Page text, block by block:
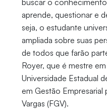
aprende, questionar e
seja, o estudante
ampliada sobre suas
de todos que farão
Royer, que é mestre
Universidade Estadual
em Gestão
Vargas (FGV).